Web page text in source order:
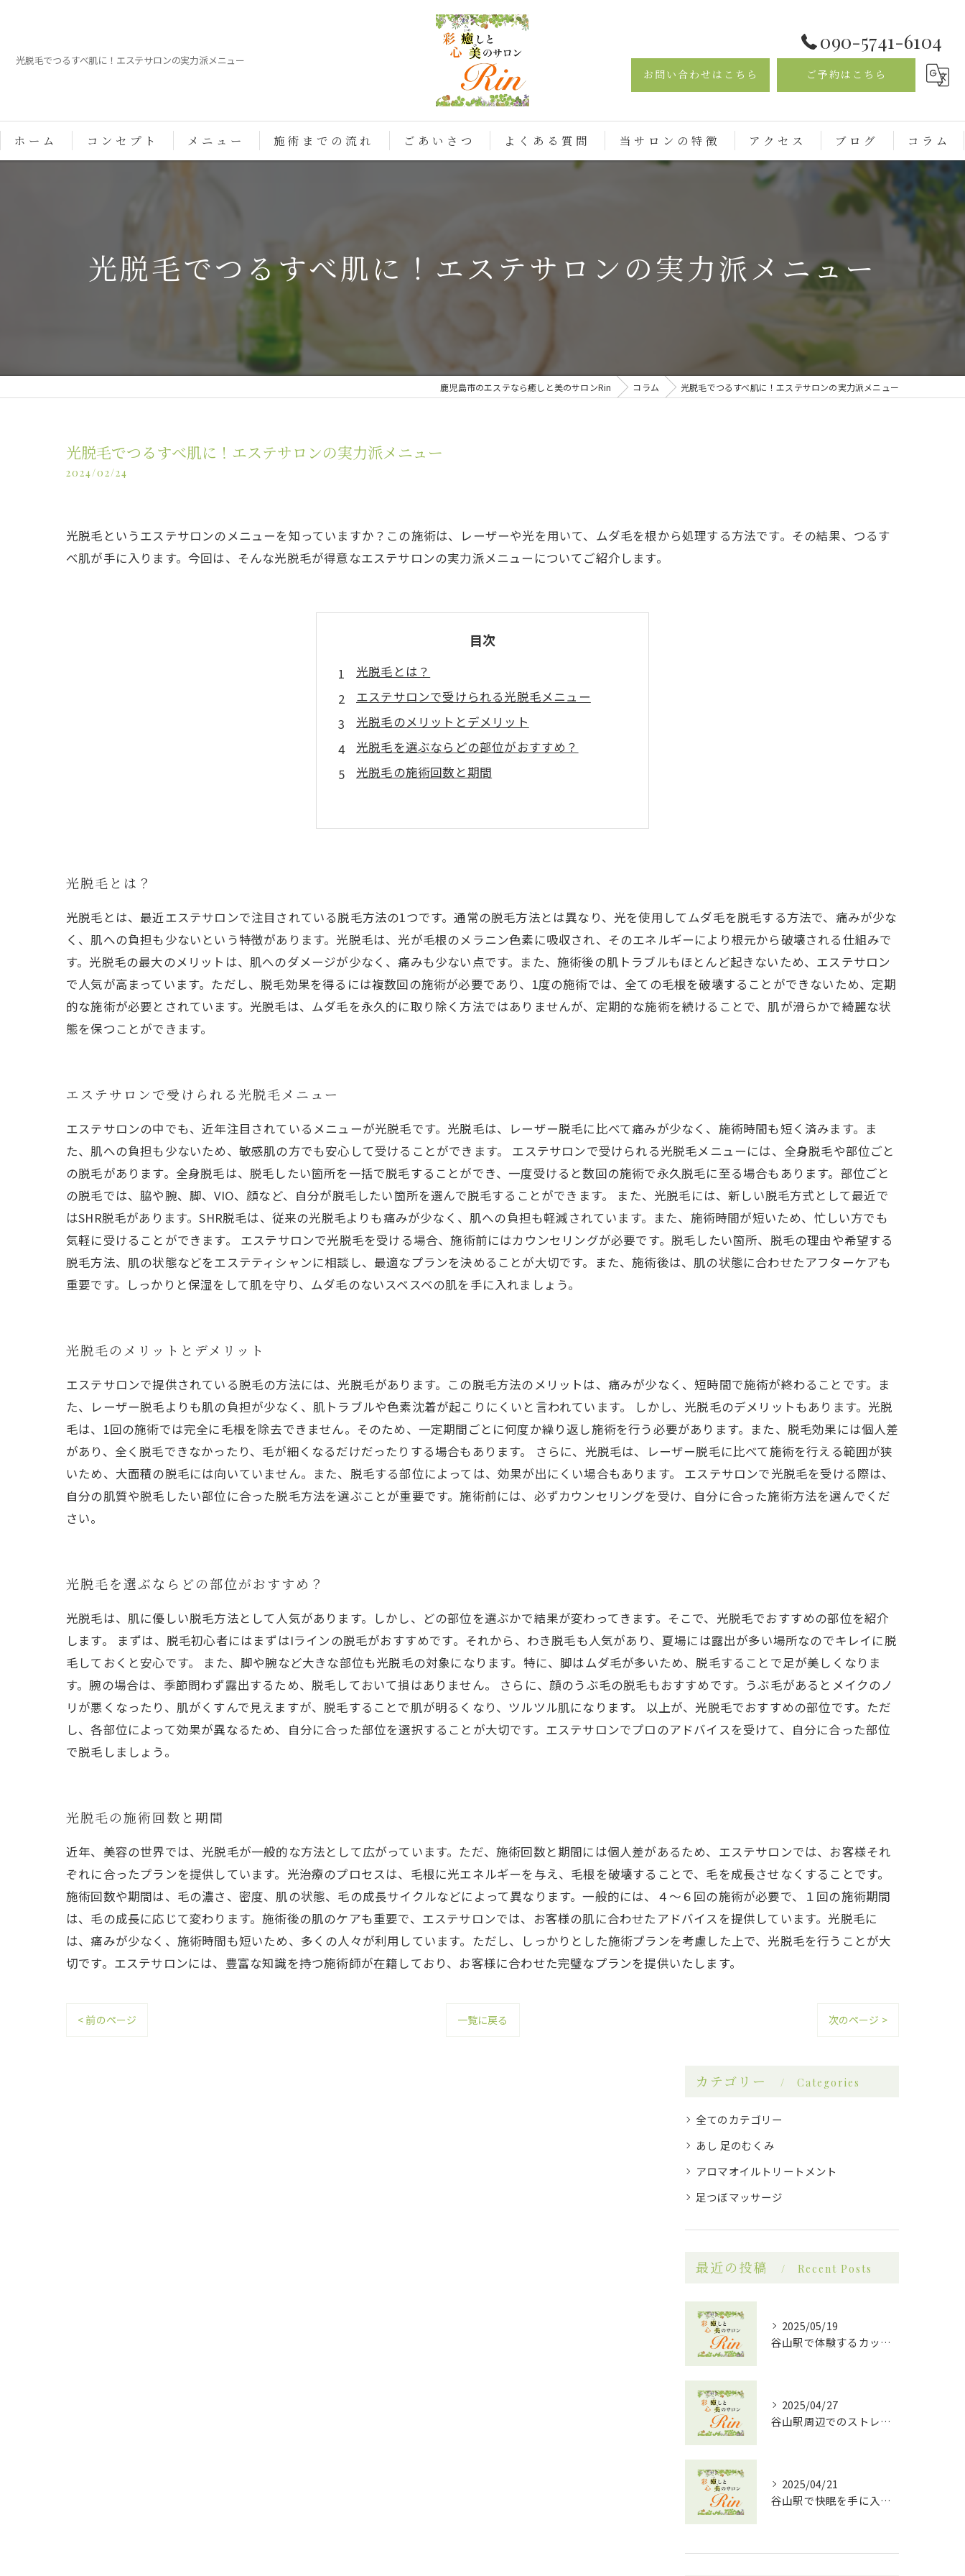
光脱毛でつるすべ肌に！エステサロンの実力派メニュー
090-5741-6104
お問い合わせはこちら ご予約はこちら
ホーム コンセプト メニュー 施術までの流れ ごあいさつ よくある質問 当サロンの特徴
アロマオイルトリートメント
アクセス ブログ コラム
光脱毛でつるすべ肌に！エステサロンの実力派メニュー
鹿児島市のエステなら癒しと美のサロンRin コラム 光脱毛でつるすべ肌に！エステサロンの実力派メニュー
光脱毛でつるすべ肌に！エステサロンの実力派メニュー
2024/02/24
光脱毛というエステサロンのメニューを知っていますか？この施術は、レーザーや光を用いて、ムダ毛を根から処理する方法です。その結果、つるす
べ肌が手に入ります。今回は、そんな光脱毛が得意なエステサロンの実力派メニューについてご紹介します。
目次
光脱毛とは？
エステサロンで受けられる光脱毛メニュー
光脱毛のメリットとデメリット
光脱毛を選ぶならどの部位がおすすめ？
光脱毛の施術回数と期間
光脱毛とは？
光脱毛とは、最近エステサロンで注目されている脱毛方法の1つです。通常の脱毛方法とは異なり、光を使用してムダ毛を脱毛する方法で、痛みが少な
く、肌への負担も少ないという特徴があります。光脱毛は、光が毛根のメラニン色素に吸収され、そのエネルギーにより根元から破壊される仕組みで
す。光脱毛の最大のメリットは、肌へのダメージが少なく、痛みも少ない点です。また、施術後の肌トラブルもほとんど起きないため、エステサロン
で人気が高まっています。ただし、脱毛効果を得るには複数回の施術が必要であり、1度の施術では、全ての毛根を破壊することができないため、定期
的な施術が必要とされています。光脱毛は、ムダ毛を永久的に取り除く方法ではありませんが、定期的な施術を続けることで、肌が滑らかで綺麗な状
態を保つことができます。
エステサロンで受けられる光脱毛メニュー
エステサロンの中でも、近年注目されているメニューが光脱毛です。光脱毛は、レーザー脱毛に比べて痛みが少なく、施術時間も短く済みます。ま
た、肌への負担も少ないため、敏感肌の方でも安心して受けることができます。 エステサロンで受けられる光脱毛メニューには、全身脱毛や部位ごと
の脱毛があります。全身脱毛は、脱毛したい箇所を一括で脱毛することができ、一度受けると数回の施術で永久脱毛に至る場合もあります。部位ごと
の脱毛では、脇や腕、脚、VIO、顔など、自分が脱毛したい箇所を選んで脱毛することができます。 また、光脱毛には、新しい脱毛方式として最近で
はSHR脱毛があります。SHR脱毛は、従来の光脱毛よりも痛みが少なく、肌への負担も軽減されています。また、施術時間が短いため、忙しい方でも
気軽に受けることができます。 エステサロンで光脱毛を受ける場合、施術前にはカウンセリングが必要です。脱毛したい箇所、脱毛の理由や希望する
脱毛方法、肌の状態などをエステティシャンに相談し、最適なプランを決めることが大切です。また、施術後は、肌の状態に合わせたアフターケアも
重要です。しっかりと保湿をして肌を守り、ムダ毛のないスベスベの肌を手に入れましょう。
光脱毛のメリットとデメリット
エステサロンで提供されている脱毛の方法には、光脱毛があります。この脱毛方法のメリットは、痛みが少なく、短時間で施術が終わることです。ま
た、レーザー脱毛よりも肌の負担が少なく、肌トラブルや色素沈着が起こりにくいと言われています。 しかし、光脱毛のデメリットもあります。光脱
毛は、1回の施術では完全に毛根を除去できません。そのため、一定期間ごとに何度か繰り返し施術を行う必要があります。また、脱毛効果には個人差
があり、全く脱毛できなかったり、毛が細くなるだけだったりする場合もあります。 さらに、光脱毛は、レーザー脱毛に比べて施術を行える範囲が狭
いため、大面積の脱毛には向いていません。また、脱毛する部位によっては、効果が出にくい場合もあります。 エステサロンで光脱毛を受ける際は、
自分の肌質や脱毛したい部位に合った脱毛方法を選ぶことが重要です。施術前には、必ずカウンセリングを受け、自分に合った施術方法を選んでくだ
さい。
光脱毛を選ぶならどの部位がおすすめ？
光脱毛は、肌に優しい脱毛方法として人気があります。しかし、どの部位を選ぶかで結果が変わってきます。そこで、光脱毛でおすすめの部位を紹介
します。 まずは、脱毛初心者にはまずはIラインの脱毛がおすすめです。それから、わき脱毛も人気があり、夏場には露出が多い場所なのでキレイに脱
毛しておくと安心です。 また、脚や腕など大きな部位も光脱毛の対象になります。特に、脚はムダ毛が多いため、脱毛することで足が美しくなりま
す。腕の場合は、季節問わず露出するため、脱毛しておいて損はありません。 さらに、顔のうぶ毛の脱毛もおすすめです。うぶ毛があるとメイクのノ
リが悪くなったり、肌がくすんで見えますが、脱毛することで肌が明るくなり、ツルツル肌になります。 以上が、光脱毛でおすすめの部位です。ただ
し、各部位によって効果が異なるため、自分に合った部位を選択することが大切です。エステサロンでプロのアドバイスを受けて、自分に合った部位
で脱毛しましょう。
光脱毛の施術回数と期間
近年、美容の世界では、光脱毛が一般的な方法として広がっています。ただ、施術回数と期間には個人差があるため、エステサロンでは、お客様それ
ぞれに合ったプランを提供しています。光治療のプロセスは、毛根に光エネルギーを与え、毛根を破壊することで、毛を成長させなくすることです。
施術回数や期間は、毛の濃さ、密度、肌の状態、毛の成長サイクルなどによって異なります。一般的には、４～６回の施術が必要で、１回の施術期間
は、毛の成長に応じて変わります。施術後の肌のケアも重要で、エステサロンでは、お客様の肌に合わせたアドバイスを提供しています。光脱毛に
は、痛みが少なく、施術時間も短いため、多くの人々が利用しています。ただし、しっかりとした施術プランを考慮した上で、光脱毛を行うことが大
切です。エステサロンには、豊富な知識を持つ施術師が在籍しており、お客様に合わせた完璧なプランを提供いたします。
< 前のページ 一覧に戻る 次のページ >
カテゴリー Categories
全てのカテゴリー
あし 足のむくみ
アロマオイルトリートメント
足つぼマッサージ
最近の投稿 Recent Posts
2025/05/19
谷山駅で体験するカッサとアロマオイルの相乗効果！究極のリラクゼーションへ
2025/04/27
谷山駅周辺でのストレス解消に最適！効果的なドライヘッドスパの魅力
2025/04/21
谷山駅で快眠を手に入れる！ドライヘッドスパ効果の魅力